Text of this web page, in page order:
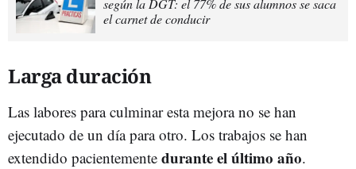
según la DGT: el 77% de sus alumnos se saca
el carnet de conducir
Larga duración
Las labores para culminar esta mejora no se han
ejecutado de un día para otro. Los trabajos se han
extendido pacientemente durante el último año.